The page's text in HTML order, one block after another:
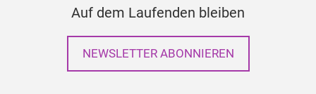
Auf dem Laufenden bleiben
NEWSLETTER ABONNIEREN